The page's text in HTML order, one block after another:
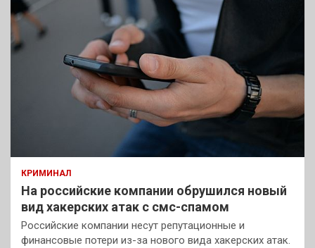
КРИМИНАЛ
На российские компании обрушился новый
вид хакерских атак с смс-спамом
Российские компании несут репутационные и
финансовые потери из-за нового вида хакерских атак.